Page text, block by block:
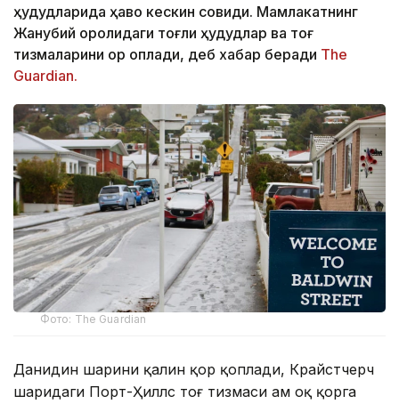
ҳудудларида ҳаво кескин совиди. Мамлакатнинг
Жанубий оролидаги тоғли ҳудудлар ва тоғ
тизмаларини қор қоплади, деб хабар беради The
Guardian.
Фото: The Guardian
Данидин шаҳрини қалин қор қоплади, Крайстчерч
шаҳридаги Порт-Ҳиллс тоғ тизмаси ҳам оқ қорга